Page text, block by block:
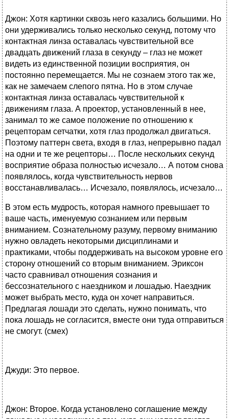
Джон: Хотя картинки сквозь него казались большими. Но
они удерживались только несколько секунд, потому что
контактная линза оставалась чувствительной все
двадцать движений глаза в секунду – глаз не может
видеть из единственной позиции восприятия, он
постоянно перемещается. Мы не сознаем этого так же,
как не замечаем слепого пятна. Но в этом случае
контактная линза оставалась чувствительной к
движениям глаза. А проектор, установленный в нее,
занимал то же самое положение по отношению к
рецепторам сетчатки, хотя глаз продолжал двигаться.
Поэтому паттерн света, входя в глаз, непрерывно падал
на одни и те же рецепторы… После нескольких секунд
восприятие образа полностью исчезало… А потом снова
появлялось, когда чувствительность нервов
восстанавливалась… Исчезало, появлялось, исчезало…
В этом есть мудрость, которая намного превышает то
ваше часть, именуемую сознанием или первым
вниманием. Сознательному разуму, первому вниманию
нужно овладеть некоторыми дисциплинами и
практиками, чтобы поддерживать на высоком уровне его
сторону отношений со вторым вниманием. Эриксон
часто сравнивал отношения сознания и
бессознательного с наездником и лошадью. Наездник
может выбрать место, куда он хочет направиться.
Предлагая лошади это сделать, нужно понимать, что
пока лошадь не согласится, вместе они туда отправиться
не смогут. (смех)
Джуди: Это первое.
Джон: Второе. Когда установлено соглашение между